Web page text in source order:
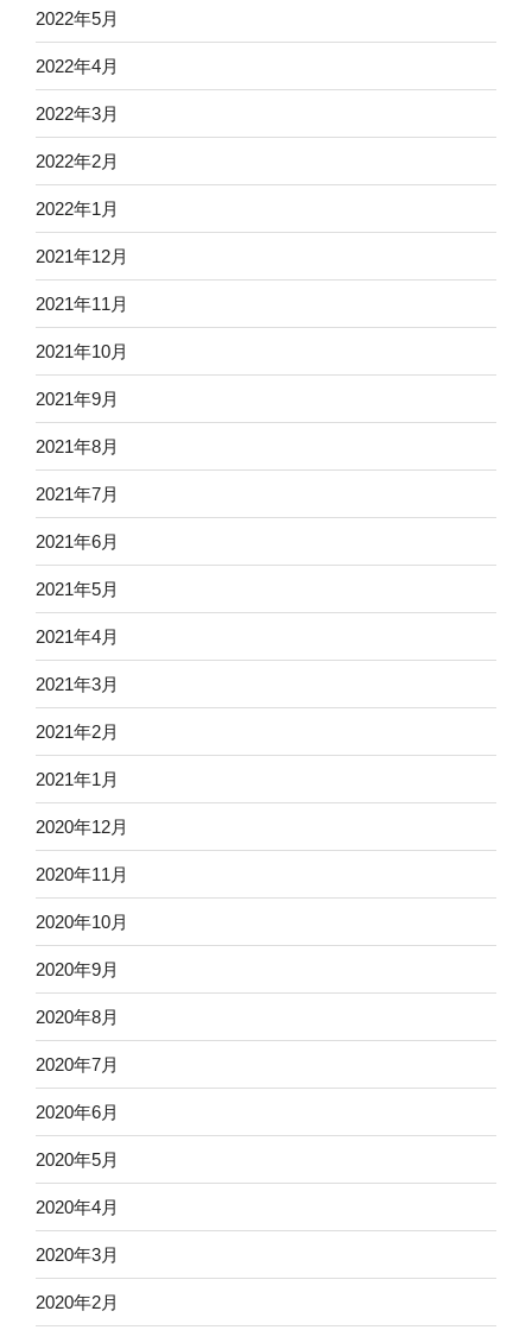
2022年5月
2022年4月
2022年3月
2022年2月
2022年1月
2021年12月
2021年11月
2021年10月
2021年9月
2021年8月
2021年7月
2021年6月
2021年5月
2021年4月
2021年3月
2021年2月
2021年1月
2020年12月
2020年11月
2020年10月
2020年9月
2020年8月
2020年7月
2020年6月
2020年5月
2020年4月
2020年3月
2020年2月